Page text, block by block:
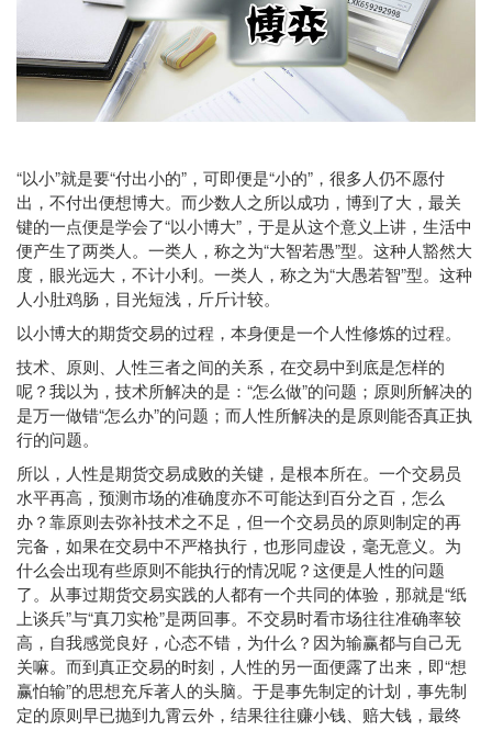
“以小”就是要“付出小的”，可即便是“小的”，很多人仍不愿付
出，不付出便想博大。而少数人之所以成功，博到了大，最关
键的一点便是学会了“以小博大”，于是从这个意义上讲，生活中
便产生了两类人。一类人，称之为“大智若愚”型。这种人豁然大
度，眼光远大，不计小利。一类人，称之为“大愚若智”型。这种
人小肚鸡肠，目光短浅，斤斤计较。
以小博大的期货交易的过程，本身便是一个人性修炼的过程。
技术、原则、人性三者之间的关系，在交易中到底是怎样的
呢？我以为，技术所解决的是：“怎么做”的问题；原则所解决的
是万一做错“怎么办”的问题；而人性所解决的是原则能否真正执
行的问题。
所以，人性是期货交易成败的关键，是根本所在。一个交易员
水平再高，预测市场的准确度亦不可能达到百分之百，怎么
办？靠原则去弥补技术之不足，但一个交易员的原则制定的再
完备，如果在交易中不严格执行，也形同虚设，毫无意义。为
什么会出现有些原则不能执行的情况呢？这便是人性的问题
了。从事过期货交易实践的人都有一个共同的体验，那就是“纸
上谈兵”与“真刀实枪”是两回事。不交易时看市场往往准确率较
高，自我感觉良好，心态不错，为什么？因为输赢都与自己无
关嘛。而到真正交易的时刻，人性的另一面便露了出来，即“想
赢怕输”的思想充斥著人的头脑。于是事先制定的计划，事先制
定的原则早已抛到九霄云外，结果往往赚小钱、赔大钱，最终